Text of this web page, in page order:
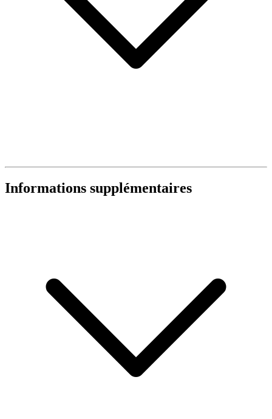
Informations supplémentaires